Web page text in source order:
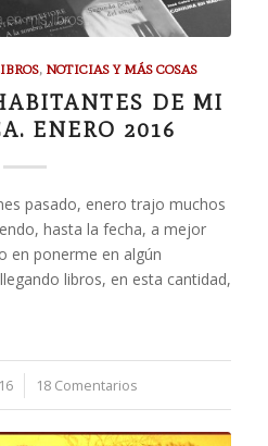
, NOTICIAS Y MÁS COSAS
DE MI
ENERO 2016
pasado, enero trajo muchos
hasta la fecha, a mejor
en ponerme en algún
libros, en esta cantidad,
18 Comentarios